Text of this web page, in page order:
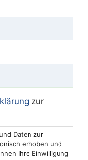
zur
Daten zur
erhoben und
Ihre Einwilligung